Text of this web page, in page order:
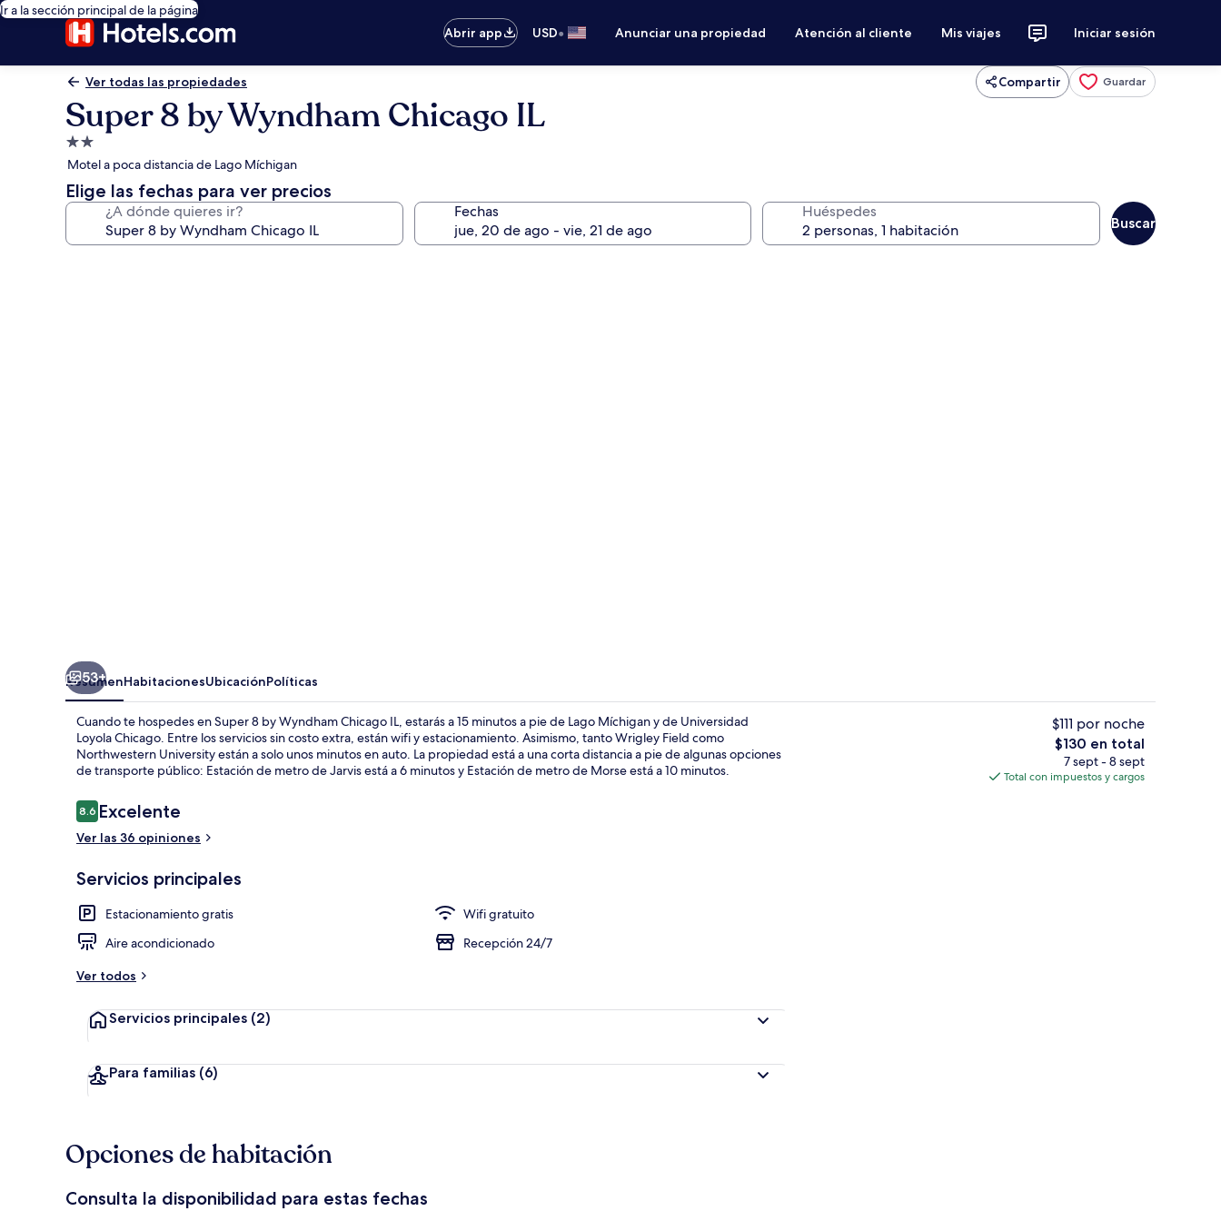
Ir a la sección principal de la página
Abrir app
USD• Anunciar una propiedad Atención al cliente Mis viajes Iniciar sesión
Ver todas las propiedades Compartir Guardar
Super 8 by Wyndham Chicago IL
Propiedad
de
2.0
estrellas
Motel a poca distancia de Lago Míchigan
Elige las fechas para ver precios
¿A dónde quieres ir? Fechas Huéspedes
Buscar
Escritorio, tabla de planchar con plancha y cunas gratuitas
53+
ResumenHabitacionesUbicaciónPolíticas
Cuando te hospedes en Super 8 by Wyndham Chicago IL, estarás a 15 minutos a pie de Lago Míchigan y de Universidad
Loyola Chicago. Entre los servicios sin costo extra, están wifi y estacionamiento. Asimismo, tanto Wrigley Field como
Northwestern University están a solo unos minutos en auto. La propiedad está a una corta distancia a pie de algunas opciones
de transporte público: Estación de metro de Jarvis está a 6 minutos y Estación de metro de Morse está a 10 minutos.
Opiniones
8.68.6 de 10,
Excelente
Ver las 36 opiniones
Servicios principales
Estacionamiento gratis
Wifi gratuito
Aire acondicionado
Recepción 24/7
Ver todos
Servicios principales (2)
Para familias (6)
$111 por noche
El
precio
total
$130 en total
7 sept - 8 sept
Total con impuestos y cargos
Opciones de habitación
Consulta la disponibilidad para estas fechas